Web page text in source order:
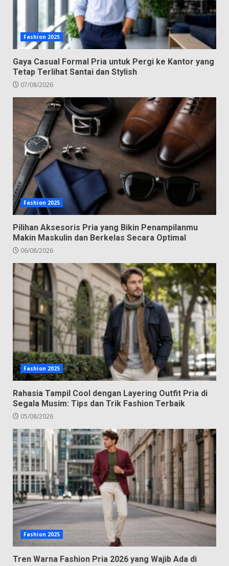
Fashion 2025
Gaya Casual Formal Pria untuk Pergi ke Kantor yang
Tetap Terlihat Santai dan Stylish
07/08/2026
Fashion 2025
Pilihan Aksesoris Pria yang Bikin Penampilanmu
Makin Maskulin dan Berkelas Secara Optimal
06/08/2026
Fashion 2025
Rahasia Tampil Cool dengan Layering Outfit Pria di
Segala Musim: Tips dan Trik Fashion Terbaik
05/08/2026
Fashion 2025
Tren Warna Fashion Pria 2026 yang Wajib Ada di